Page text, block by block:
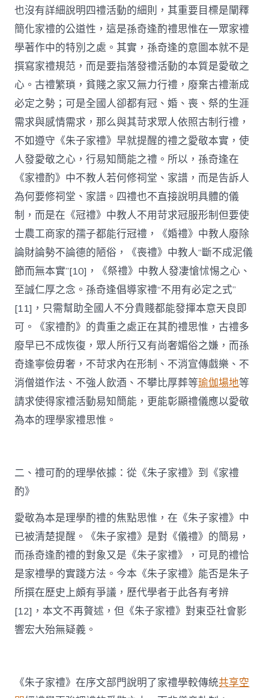
也沒有詳細說明四禮活動的細則，其重要目標是闡釋
簡化家禮的公道性，這是孫奇逢酌禮思惟在一眾家禮
學著作中的特別之處。其實，孫奇逢的意圖本就不是
撰寫家禮規范，而是要指落發禮活動的本質是愛敬之
心。古禮繁瑣，貧賤之家又無力行禮，廢棄古禮漸成
必定之勢；可是全國人卻都有冠、婚、喪、祭的生涯
需求與感情需求，那么與其苛求眾人依照古制行禮，
不如遵守《朱子家禮》早就提醒的禮之愛敬本實，使
人發愛敬之心，行易知簡能之禮。所以，孫奇逢在
《家禮酌》中不教人若何修祠堂、家譜，而是告訴人
為何要修祠堂、家譜。四禮也不直接說明具體的儀
制，而是在《冠禮》中教人不用苛求冠服形制但要使
士農工商家的孺子都能行冠禮，《婚禮》中教人廢除
論財論勢不論德的陋俗，《喪禮》中教人“斷不成泥儀
節而無本實”[10]，《祭禮》中教人發凄愴怵惕之心、
至誠仁厚之念。孫奇逢倡導家禮“不用有必定之式”
[11]，只需幫助全國人不分貴賤都能發揮本意天良即
可。《家禮酌》的貴重之處正在其酌禮思惟，古禮多
廢早已不成恢復，眾人所行又有尚奢媚俗之嫌，而孫
奇逢寧儉毋奢，不苛求內在形制、不消宣傳戲樂、不
消僧道作法、不強人飲酒、不攀比厚葬等瑜伽場地等
請求使得家禮活動易知簡能，更能彰顯禮儀應以愛敬
為本的理學家禮思惟。
二、禮可酌的理學依據：從《朱子家禮》到《家禮
酌》
愛敬為本是理學酌禮的焦點思惟，在《朱子家禮》中
已被清楚提醒。《朱子家禮》是對《儀禮》的簡易，
而孫奇逢酌禮的對象又是《朱子家禮》，可見酌禮恰
是家禮學的實踐方法。今本《朱子家禮》能否是朱子
所撰在歷史上頗有爭議，歷代學者于此各有考辨
[12]，本文不再贅述，但《朱子家禮》對東亞社會影
響宏大殆無疑義。
《朱子家禮》在序文部門說明了家禮學較傳統共享空